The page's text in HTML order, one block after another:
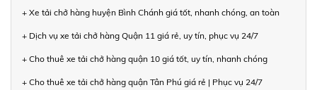
+ Xe tải chở hàng huyện Bình Chánh giá tốt, nhanh chóng, an toàn
+ Dịch vụ xe tải chở hàng Quận 11 giá rẻ, uy tín, phục vụ 24/7
+ Cho thuê xe tải chở hàng quận 10 giá tốt, uy tín, nhanh chóng
+ Cho thuê xe tải chở hàng quận Tân Phú giá rẻ | Phục vụ 24/7